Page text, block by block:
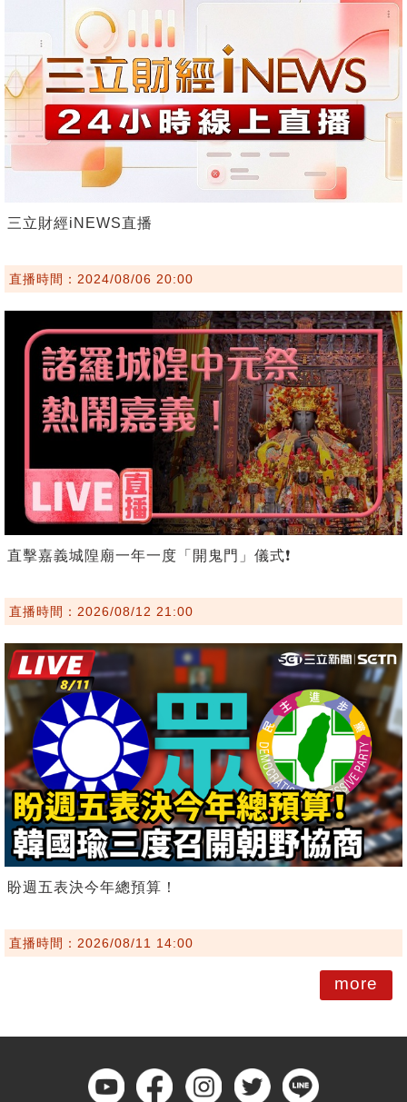
三立財經iNEWS直播
直播時間：2024/08/06 20:00
直擊嘉義城隍廟一年一度「開鬼門」儀式❗️
直播時間：2026/08/12 21:00
盼週五表決今年總預算！
直播時間：2026/08/11 14:00
more